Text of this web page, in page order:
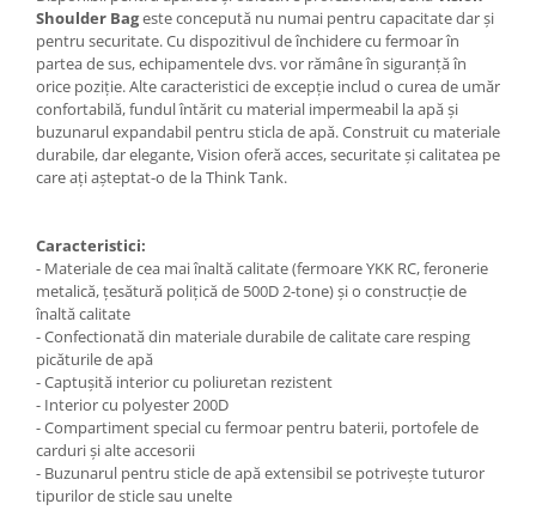
Carduri memorie
Cititoare carduri
Huse protectie card memorie
Grip-uri
Telecomenzi
LCD protectie
Acumulatori si baterii
Acumulatori Foto
Acumulatori AA/AAA (R6/R3)) si
incarcatoare
Baterii
Incarcatoare acumulatori Foto-
Video
Huse protectie acumulatori foto
Tablete grafice
Shoulder Bageste concepută nu numai pentru capacitate dar și
pentru securitate. Cu dispozitivul de închidere cu fermoar în
partea de sus, echipamentele dvs. vor rămâne în siguranță în
orice poziție. Alte caracteristici de excepție includ o curea de umăr
confortabilă, fundul întărit cu material impermeabil la apă și
buzunarul expandabil pentru sticla de apă. Construit cu materiale
durabile, dar elegante, Vision oferă acces, securitate și calitatea pe
care ați așteptat-o de la Think Tank.
Caracteristici:
- Materiale de cea mai înaltă calitate (fermoare YKK RC, feronerie
metalică, țesătură polițică de 500D 2-tone) și o construcție de
înaltă calitate
- Confectionată din materiale durabile de calitate care resping
picăturile de apă
- Captușită interior cu poliuretan rezistent
- Interior cu polyester 200D
- Compartiment special cu fermoar pentru baterii, portofele de
carduri și alte accesorii
- Buzunarul pentru sticle de apă extensibil se potrivește tuturor
tipurilor de sticle sau unelte